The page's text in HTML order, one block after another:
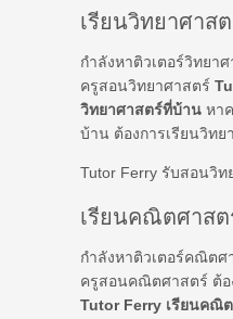
เรียนวิทยาศาส
กำลังหาติวเตอร์วิทยา
ครูสอนวิทยาศาสตร์
วิทยาศาสตร์ที่บ้าน หา
บ้าน ต้องการเรียนวิท
Tutor Ferry รับสอนวิท
เรียนคณิตศาส
กำลังหาติวเตอร์คณิตศ
ครูสอนคณิตศาสตร์ ต้
Tutor Ferry เรียนคณิ